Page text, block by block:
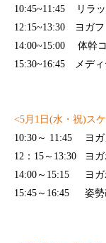
10:45~11:45
リラ
12:15~13:30
ヨ
14:00~15:00
体幹
15:30~16:45
メデ
<5月 1 日 (水・祝)ス
10:30 ～ 11:45
ヨガ
12 ： 15 ～ 13:30
ヨ
14:00 ～ 15:15 ヨガ
15:45 ～ 16:45 姿勢